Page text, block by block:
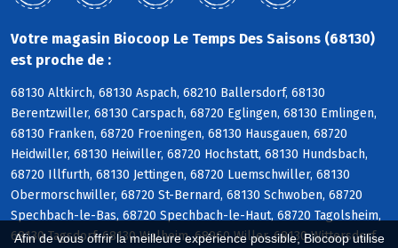
Afin de vous offrir la meilleure expérience possible, Biocoop utilise
Votre magasin Biocoop Le Temps Des Saisons (68130)
est proche de :
68130 Altkirch, 68130 Aspach, 68210 Ballersdorf, 68130
Berentzwiller, 68130 Carspach, 68720 Eglingen, 68130 Emlingen,
68130 Franken, 68720 Froeningen, 68130 Hausgauen, 68720
Heidwiller, 68130 Heiwiller, 68720 Hochstatt, 68130 Hundsbach,
68720 Illfurth, 68130 Jettingen, 68720 Luemschwiller, 68130
Obermorschwiller, 68720 St-Bernard, 68130 Schwoben, 68720
Spechbach-le-Bas, 68720 Spechbach-le-Haut, 68720 Tagolsheim,
68130 Tagsdorf, 68130 Walheim, 68960 Willer, 68130 Wittersdorf,